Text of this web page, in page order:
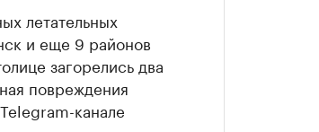
летательных
и еще 9 районов
загорелись два
повреждения
канале